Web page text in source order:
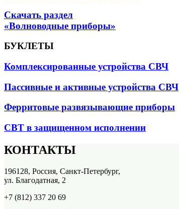
Скачать раздел
«Волноводные приборы»
БУКЛЕТЫ
Комплексированные устройства СВЧ
Пассивные и активные устройства СВЧ
Ферритовые развязывающие приборы
СВТ в защищенном исполнении
КОНТАКТЫ
196128, Россия, Санкт-Петербург,
ул. Благодатная, 2
+7 (812) 337 20 69